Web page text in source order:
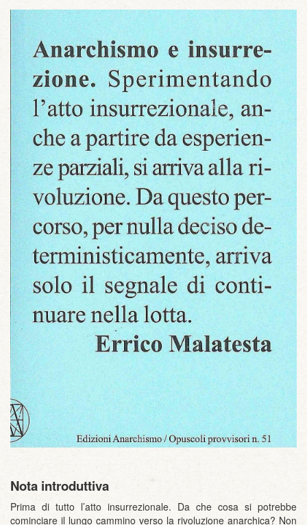
Nota introduttiva
Prima di tutto l’atto insurrezionale. Da che cosa si potrebbe
cominciare il lungo cammino verso la rivoluzione anarchica? Non